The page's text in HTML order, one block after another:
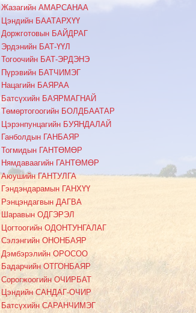
Жазагийн АМАРСАНАА
Цэндийн БААТАРХҮҮ
Доржготовын БАЙДРАГ
Эрдэнийн БАТ-ҮҮЛ
Тогоочийн БАТ-ЭРДЭНЭ
Пүрэвийн БАТЧИМЭГ
Нацагийн БАЯРАА
Батсүхийн БАЯРМАГНАЙ
Төмөртогоогийн БОЛДБААТАР
Цэрэнпунцагийн БУЯНДАЛАЙ
Ганболдын ГАНБАЯР
Тогмидын ГАНТӨМӨР
Нямдаваагийн ГАНТӨМӨР
Аюушийн ГАНТУЛГА
Гэндэндарамын ГАНХҮҮ
Рэнцэндагвын ДАГВА
Шаравын ОДГЭРЭЛ
Цогтоогийн ОДОНТУНГАЛАГ
Сэлэнгийн ОНОНБАЯР
Дэмбэрэлийн ОРОСОО
Бадарчийн ОТГОНБАЯР
Сорогжоогийн ОЧИРБАТ
Цэндийн САНДАГ-ОЧИР
Батсүхийн САРАНЧИМЭГ